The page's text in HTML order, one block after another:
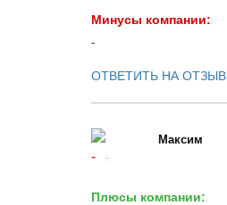
Минусы компании:
-
ОТВЕТИТЬ НА ОТЗЫВ
Максим
Плюсы компании: